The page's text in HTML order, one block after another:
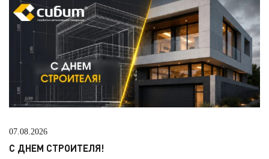
07.08.2026
С ДНЕМ СТРОИТЕЛЯ!